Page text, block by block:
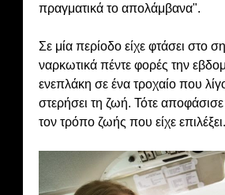
πραγματικά το απολάμβανα".
Σε μία περίοδο είχε φτάσει στο
ναρκωτικά πέντε φορές την
ενεπλάκη σε ένα τροχαίο που
στερήσει τη ζωή. Τότε
τον τρόπο ζωής που είχε επιλέξει.